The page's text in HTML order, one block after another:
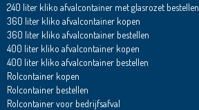
240 liter kliko afvalcontainer met glasrozet bestellen
360 liter kliko afvalcontainer kopen
360 liter kliko afvalcontainer bestellen
400 liter kliko afvalcontainer kopen
400 liter kliko afvalcontainer bestellen
Rolcontainer kopen
Rolcontainer bestellen
Rolcontainer voor bedrijfsafval